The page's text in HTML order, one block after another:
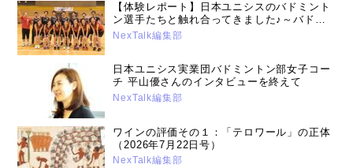
【体験レポート】日本ユニシスのバドミント
ン選手たちと触れ合ってきました♪～バドミ
ントンって、とっても楽しい（2019年9月9
NexTalk編集部
日本ユニシス実業団バドミントン部女子コー
チ 平山優さんのインタビューを終えて
NexTalk編集部
ワインの評価その１：「テロワール」の正体
（2026年7月22日号）
NexTalk編集部